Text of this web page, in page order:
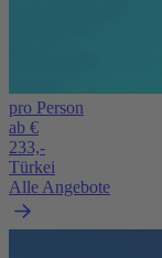
pro Person
ab €
233,-
Türkei
Alle Angebote